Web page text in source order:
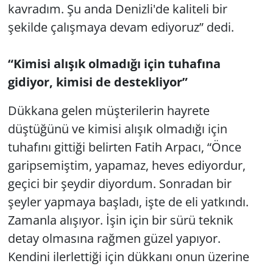
kavradım. Şu anda Denizli'de kaliteli bir
şekilde çalışmaya devam ediyoruz” dedi.
“Kimisi alışık olmadığı için tuhafına
gidiyor, kimisi de destekliyor”
Dükkana gelen müşterilerin hayrete
düştüğünü ve kimisi alışık olmadığı için
tuhafını gittiği belirten Fatih Arpacı, “Önce
garipsemiştim, yapamaz, heves ediyordur,
geçici bir şeydir diyordum. Sonradan bir
şeyler yapmaya başladı, işte de eli yatkındı.
Zamanla alışıyor. İşin için bir sürü teknik
detay olmasına rağmen güzel yapıyor.
Kendini ilerlettiği için dükkanı onun üzerine